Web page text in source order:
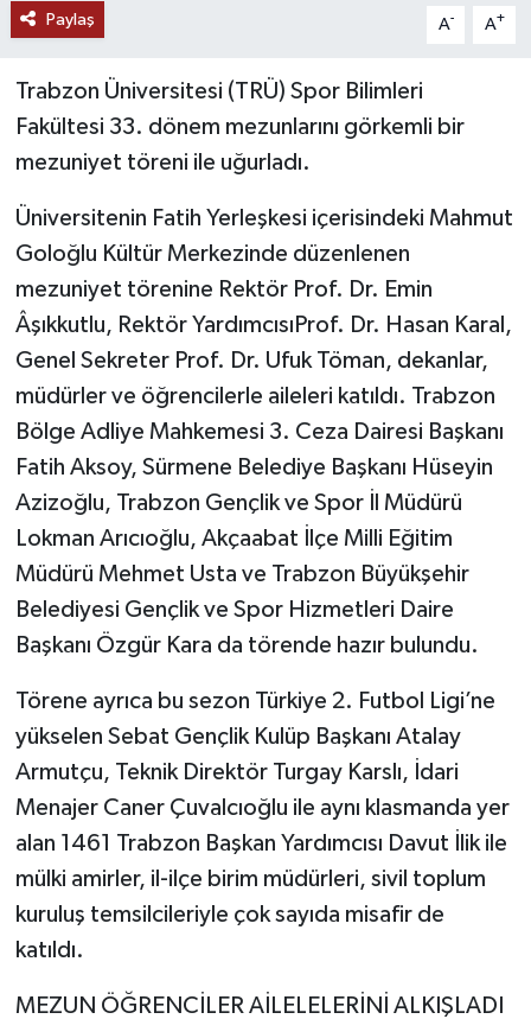
Paylaş A- A+
Trabzon Üniversitesi (TRÜ) Spor Bilimleri
Fakültesi 33. dönem mezunlarını görkemli bir
mezuniyet töreni ile uğurladı.
Üniversitenin Fatih Yerleşkesi içerisindeki Mahmut
Goloğlu Kültür Merkezinde düzenlenen
mezuniyet törenine Rektör Prof. Dr. Emin
Âşıkkutlu, Rektör YardımcısıProf. Dr. Hasan Karal,
Genel Sekreter Prof. Dr. Ufuk Töman, dekanlar,
müdürler ve öğrencilerle aileleri katıldı. Trabzon
Bölge Adliye Mahkemesi 3. Ceza Dairesi Başkanı
Fatih Aksoy, Sürmene Belediye Başkanı Hüseyin
Azizoğlu, Trabzon Gençlik ve Spor İl Müdürü
Lokman Arıcıoğlu, Akçaabat İlçe Milli Eğitim
Müdürü Mehmet Usta ve Trabzon Büyükşehir
Belediyesi Gençlik ve Spor Hizmetleri Daire
Başkanı Özgür Kara da törende hazır bulundu.
Törene ayrıca bu sezon Türkiye 2. Futbol Ligi’ne
yükselen Sebat Gençlik Kulüp Başkanı Atalay
Armutçu, Teknik Direktör Turgay Karslı, İdari
Menajer Caner Çuvalcıoğlu ile aynı klasmanda yer
alan 1461 Trabzon Başkan Yardımcısı Davut İlik ile
mülki amirler, il-ilçe birim müdürleri, sivil toplum
kuruluş temsilcileriyle çok sayıda misafir de
katıldı.
MEZUN ÖĞRENCİLER AİLELELERİNİ ALKIŞLADI